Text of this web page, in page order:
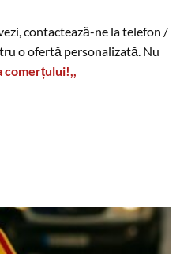
contactează-ne la telefon /
o ofertă personalizată. Nu
comerțului!,,